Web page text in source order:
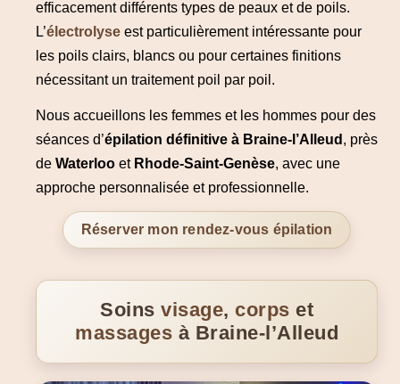
efficacement différents types de peaux et de poils.
L’électrolyse est particulièrement intéressante pour
les poils clairs, blancs ou pour certaines finitions
nécessitant un traitement poil par poil.
Nous accueillons les femmes et les hommes pour des
séances d’épilation définitive à Braine-l’Alleud , près
de Waterloo et Rhode-Saint-Genèse, avec une
approche personnalisée et professionnelle.
Réserver mon rendez-vous épilation
Soins visage, corps et
massages à Braine-l’Alleud